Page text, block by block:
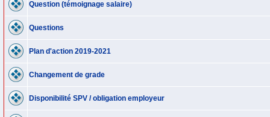
Question (témoignage salaire)
Questions
Plan d'action 2019-2021
Changement de grade
Disponibilité SPV / obligation employeur